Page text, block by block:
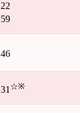
22
59
46
31 ☆※